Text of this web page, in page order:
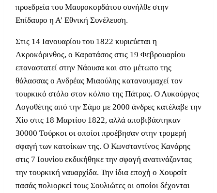
προεδρεία του Μαυροκορδάτου συνήλθε στην
Επίδαυρο η Α’ Εθνική Συνέλευση.
Στις 14 Ιανουαρίου του 1822 κυριεύεται η
Ακροκόρινθος, ο Καρατάσος στις 19 Φεβρουαρίου
επαναστατεί στην Νάουσα και στο μέτωπο της
θάλασσας ο Ανδρέας Μιαούλης καταναυμαχεί τον
τουρκικό στόλο στον κόλπο της Πάτρας. Ο Λυκούργος
Λογοθέτης από την Σάμο με 2000 άνδρες κατέλαβε την
Χίο στις 18 Μαρτίου 1822, αλλά αποβιβάστηκαν
30000 Τούρκοι οι οποίοι προέβησαν στην τρομερή
σφαγή των κατοίκων της. Ο Κωνσταντίνος Κανάρης
στις 7 Ιουνίου εκδικήθηκε την σφαγή ανατινάζοντας
την τουρκική ναυαρχίδα. Την ίδια εποχή ο Χουρσίτ
πασάς πολιορκεί τους Σουλιώτες οι οποίοι δέχονται